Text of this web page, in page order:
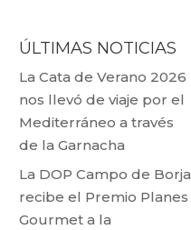
ÚLTIMAS NOTICIAS
La Cata de Verano 2026
nos llevó de viaje por el
Mediterráneo a través
de la Garnacha
La DOP Campo de Borja
recibe el Premio Planes
Gourmet a la